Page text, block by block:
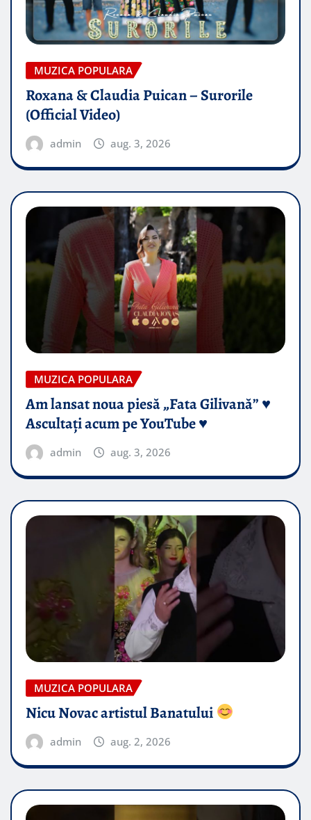
MUZICA POPULARA
Roxana & Claudia Puican – Surorile
(Official Video)
admin aug. 3, 2026
MUZICA POPULARA
Am lansat noua piesă „Fata Gilivană” ♥️
Ascultați acum pe YouTube ♥️
admin aug. 3, 2026
MUZICA POPULARA
Nicu Novac artistul Banatului
admin aug. 2, 2026